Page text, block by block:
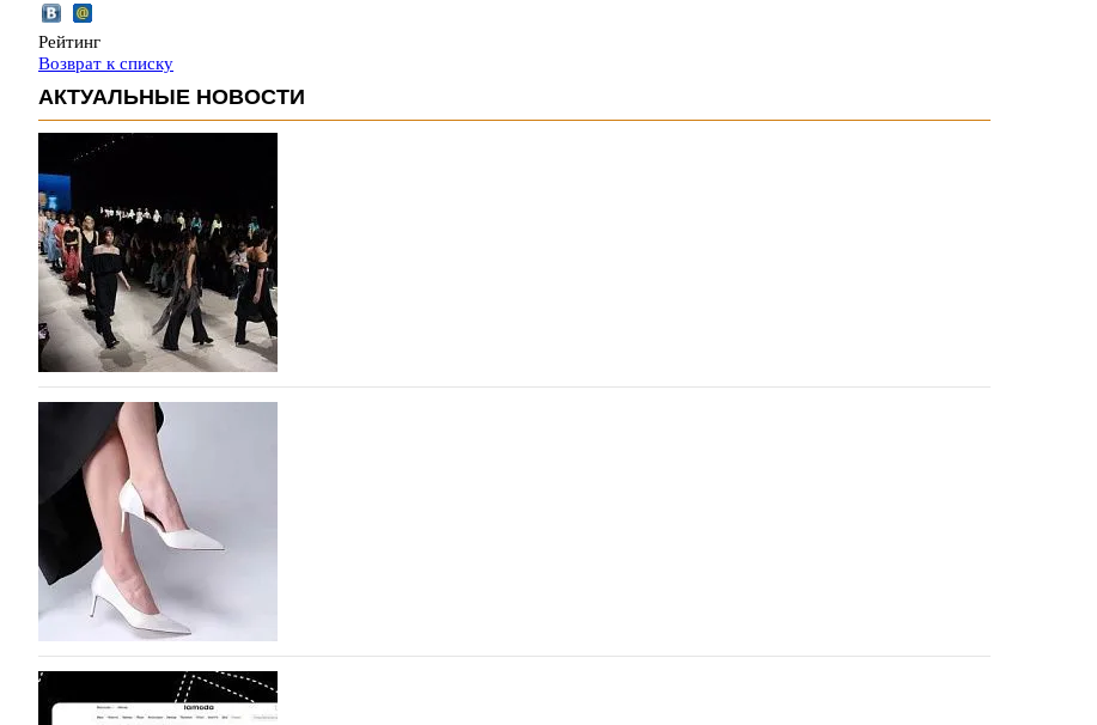
Рейтинг
Возврат к списку
АКТУАЛЬНЫЕ НОВОСТИ
На участие в Московской неделе моды подано 1047 заявок
На участие в седьмой Московской неделе моды, которая пройдет в российской столице с 26 сентября по 1
октября, уже подано 1047 заявок. Примерно половину из них (494) прислали дизайнеры, коллекции
которых не были представлены в…
07.08.2026 746
BALLINA представит свои новинки на Euro Shoes